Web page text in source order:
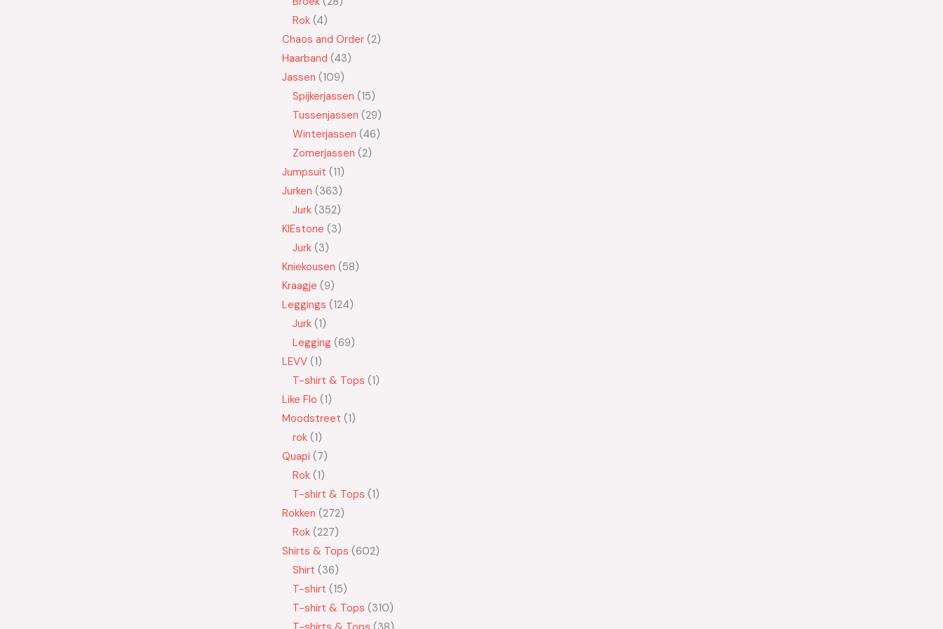
Rok 4
Chaos and Order 2
Haarband 43
Jassen 109
Spijkerjassen 15
Tussenjassen 29
Winterjassen 46
Zomerjassen 2
Jumpsuit 11
Jurken 363
Jurk 352
KIEstone 3
Jurk 3
Kniekousen 58
Kraagje 9
Leggings 124
Jurk 1
Legging 69
LEVV 1
T-shirt & Tops 1
Like Flo 1
Moodstreet 1
rok 1
Quapi 7
Rok 1
T-shirt & Tops 1
Rokken 272
Rok 227
Shirts & Tops 602
Shirt 36
T-shirt 15
T-shirt & Tops 310